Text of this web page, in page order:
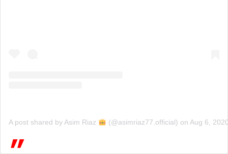
A post shared by Asim Riaz (@asimriaz77.official) on Aug 6,